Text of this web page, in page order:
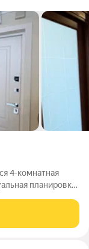
4-комнатная
планировка,